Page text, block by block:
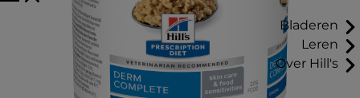
Bladeren
Leren
Over Hill's